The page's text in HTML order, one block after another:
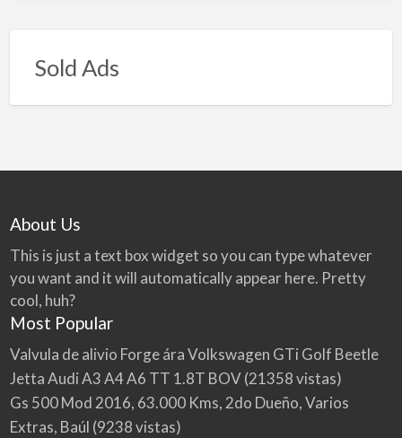
Sold Ads
About Us
This is just a text box widget so you can type whatever
you want and it will automatically appear here. Pretty
cool, huh?
Most Popular
Valvula de alivio Forge ára Volkswagen GTi Golf Beetle
Jetta Audi A3 A4 A6 TT 1.8T BOV(21358 vistas)
Gs 500 Mod 2016, 63.000 Kms, 2do Dueño, Varios
Extras, Baúl (9238 vistas)